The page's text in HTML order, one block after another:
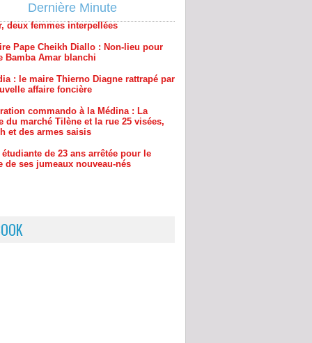
Dernière Minute
Pape Cheikh Diallo : Non-lieu pour
Bamba Amar blanchi
: le maire Thierno Diagne rattrapé par
affaire foncière
commando à la Médina : La
du marché Tilène et la rue 25 visées,
étudiante de 23 ans arrêtée pour le
de ses jumeaux nouveau-nés